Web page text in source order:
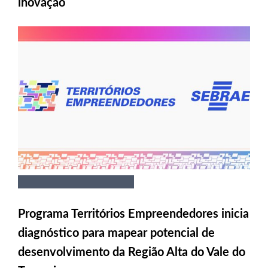
Programa Territórios Empreendedores inicia
diagnóstico para mapear potencial de
desenvolvimento da Região Alta do Vale do